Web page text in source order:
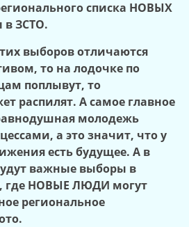
списка НОВЫХ
ЗСТО.
выборов отличаются
то на лодочке по
поплывут, то
распилят. А самое главное
молодежь
а это значит, что у
есть будущее. А в
важные выборы в
где НОВЫЕ ЛЮДИ могут
региональное